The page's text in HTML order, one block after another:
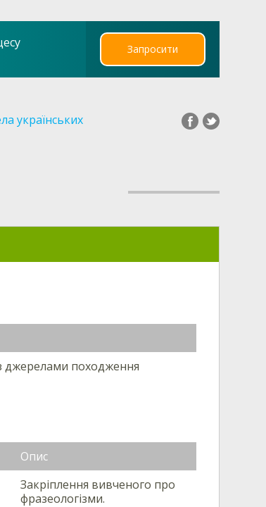
Запросити
українських
джерелами походження
Опис
Закріплення вивченого про
фразеологізми.